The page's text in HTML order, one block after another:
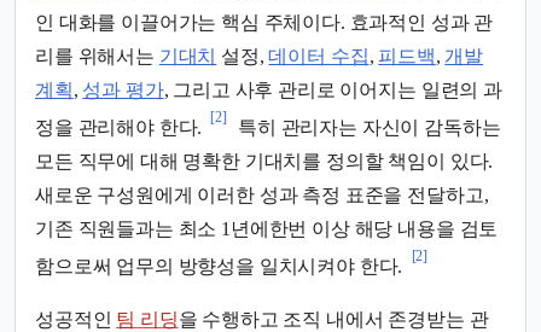
인 대화를 이끌어가는 핵심 주체이다. 효과적인 성과 관
리를 위해서는 기대치 설정,데이터 수집, 피드백, 개발
계획, 성과 평가, 그리고 사후 관리로 이어지는 일련의 과
정을 관리해야 한다.
[2]
특히 관리자는 자신이 감독하는
모든 직무에 대해 명확한 기대치를 정의할 책임이 있다.
새로운 구성원에게 이러한 성과 측정 표준을 전달하고,
기존 직원들과는 최소 1년에한번 이상 해당 내용을 검토
함으로써 업무의 방향성을 일치시켜야 한다.
[2]
성공적인 팀 리딩을 수행하고 조직 내에서 존경받는 관